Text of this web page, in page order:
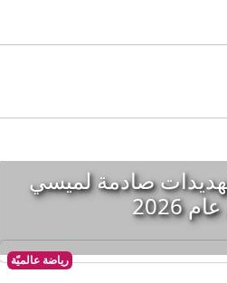
رياضة عالميّة
تهديدات صادمة لميسي
2026